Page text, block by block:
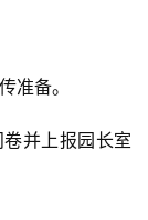
准备。
并上报园长室